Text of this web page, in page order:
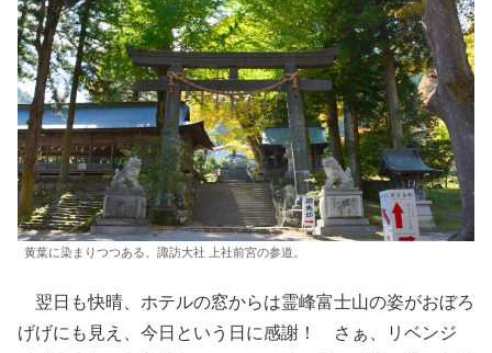
黄葉に染まりつつある、諏訪大社 上社前宮の参道。
翌日も快晴、ホテルの窓からは霊峰富士山の姿がおぼろ
げげにも見え、今日という日に感謝！ さぁ、リベンジ